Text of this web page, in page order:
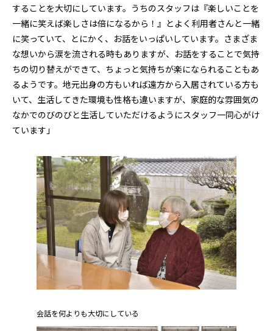
することを大切にしています。うちのスタッフは『楽しいことを
一緒に笑えば楽しさは倍になるから！』とよく利用者さんと一緒
に笑っていて、とにかく、お話をいっぱいしています。さまざま
な想いから涙を流される時もありますが、お話をすることで気持
ちの切り替えができて、ちょっと気持ちが楽になられることもあ
るようです。地元出身の方もいれば遠方から入居されている方も
いて、生活してきた環境も性格も違いますが、家庭的な雰囲気の
なかでのびのびと生活していただけるようにスタッフ一同心がけ
ています」
会話を何よりも大切にしている